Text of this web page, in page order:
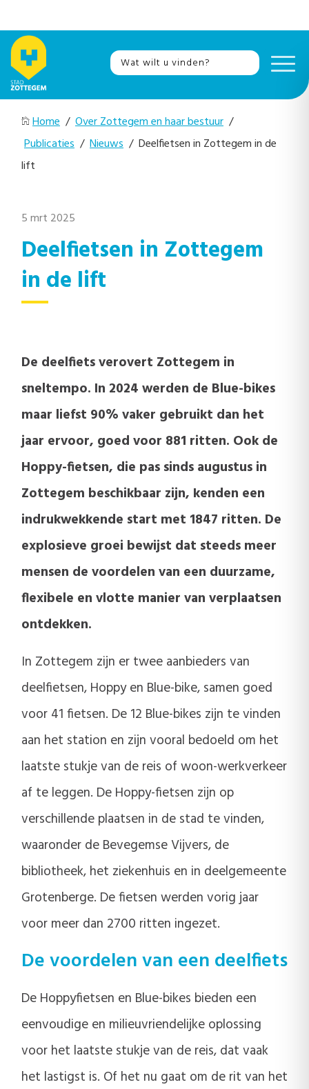
Home / Over Zottegem en haar bestuur /
Publicaties / Nieuws / Deelfietsen in Zottegem in de
lift
5 mrt 2025
Deelfietsen in Zottegem
in de lift
De deelfiets verovert Zottegem in
sneltempo. In 2024 werden de Blue-bikes
maar liefst 90% vaker gebruikt dan het
jaar ervoor, goed voor 881 ritten. Ook de
Hoppy-fietsen, die pas sinds augustus in
Zottegem beschikbaar zijn, kenden een
indrukwekkende start met 1847 ritten. De
explosieve groei bewijst dat steeds meer
mensen de voordelen van een duurzame,
flexibele en vlotte manier van verplaatsen
ontdekken.
In Zottegem zijn er twee aanbieders van
deelfietsen, Hoppy en Blue-bike, samen goed
voor 41 fietsen. De 12 Blue-bikes zijn te vinden
aan het station en zijn vooral bedoeld om het
laatste stukje van de reis of woon-werkverkeer
af te leggen. De Hoppy-fietsen zijn op
verschillende plaatsen in de stad te vinden,
waaronder de Bevegemse Vijvers, de
bibliotheek, het ziekenhuis en in deelgemeente
Grotenberge. De fietsen werden vorig jaar
voor meer dan 2700 ritten ingezet.
De voordelen van een deelfiets
De Hoppyfietsen en Blue-bikes bieden een
eenvoudige en milieuvriendelijke oplossing
voor het laatste stukje van de reis, dat vaak
het lastigst is. Of het nu gaat om de rit van het